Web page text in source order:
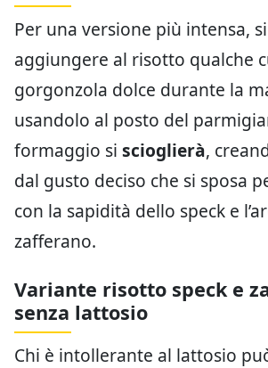
Per una versione più intensa,
aggiungere al risotto qualche
gorgonzola dolce durante la
usandolo al posto del
formaggio si scioglierà,
dal gusto deciso che si sposa
con la sapidità dello speck e
zafferano.
Variante risotto speck e
senza lattosio
Chi è intollerante al lattosio